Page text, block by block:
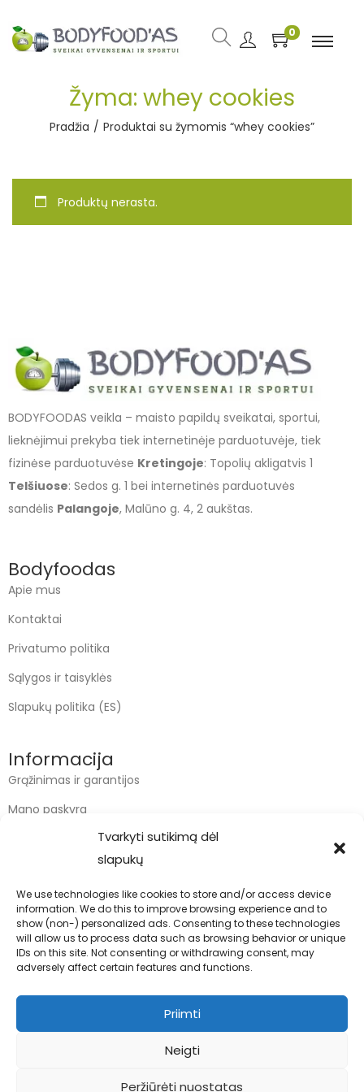
Tvarkyti sutikimą dėl
slapukų
We use technologies like cookies to store and/or access device
information. We do this to improve browsing experience and to
show (non-) personalized ads. Consenting to these technologies
will allow us to process data such as browsing behavior or unique
IDs on this site. Not consenting or withdrawing consent, may
adversely affect certain features and functions.
Priimti
Neigti
Peržiūrėti nuostatas
0
Žyma: whey cookies
Pradžia / Produktai su žymomis “whey cookies”
Produktų nerasta.
BODYFOODAS veikla – maisto papildų sveikatai, sportui,
lieknėjimui prekyba tiek internetinėje parduotuvėje, tiek
fizinėse parduotuvėse Kretingoje: Topolių akligatvis 1
Telšiuose: Sedos g. 1 bei internetinės parduotuvės
sandėlis Palangoje, Malūno g. 4, 2 aukštas.
Bodyfoodas
Apie mus
Kontaktai
Privatumo politika
Sąlygos ir taisyklės
Slapukų politika (ES)
Informacija
Grąžinimas ir garantijos
Mano paskyra
Kontaktai
info@bodyfoodas.lt
+370 600 77017
Visos teisės saugomos © Bodyfoodas.lt 2026